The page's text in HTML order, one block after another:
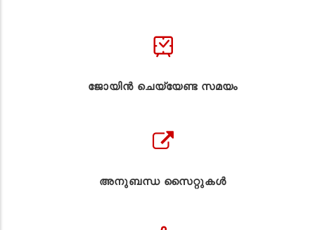
ജോയിൻ ചെയ്യേണ്ട സമയം
അനുബന്ധ സൈറ്റുകള്‍